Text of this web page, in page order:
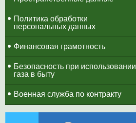
Политика обработки
персональных данных
Финансовая грамотность
Безопасность при использовании
газа в быту
Военная служба по контракту